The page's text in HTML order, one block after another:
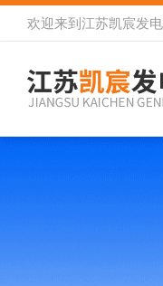
欢迎来到 江苏凯宸发